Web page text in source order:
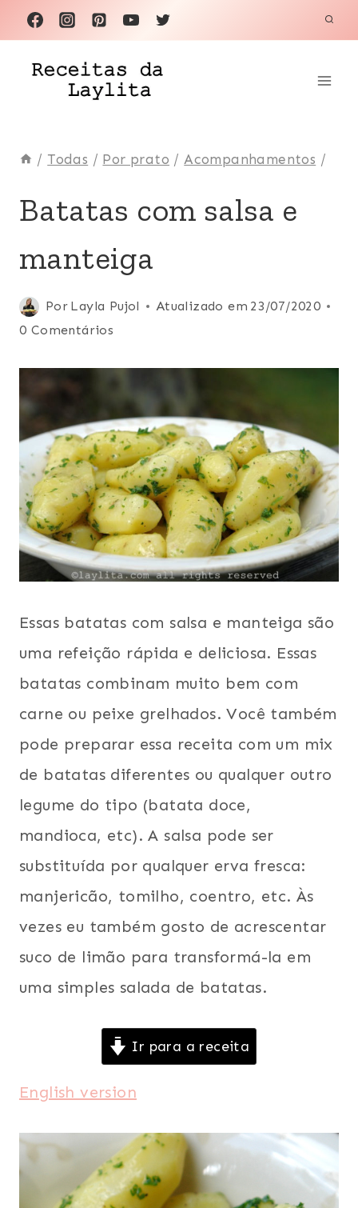
Pular
para
/ Todas / Por prato / Acompanhamentos /
SUL
AMÉRICA
LATINA
|
|
EUROPA
RÁPIDO
SEM
CARNE
|
VEGETARIANO
Batatas com salsa e
manteiga
Por Layla Pujol Atualizado em 23/07/2020
0 Comentários
Essas batatas com salsa e manteiga são
uma refeição rápida e deliciosa. Essas
batatas combinam muito bem com
carne ou peixe grelhados. Você também
pode preparar essa receita com um mix
de batatas diferentes ou qualquer outro
legume do tipo (batata doce,
mandioca, etc). A salsa pode ser
substituída por qualquer erva fresca:
manjericão, tomilho, coentro, etc. Às
vezes eu também gosto de acrescentar
suco de limão para transformá-la em
uma simples salada de batatas.
Ir para a receita
English version